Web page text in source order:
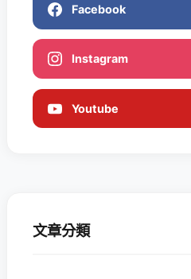
Facebook
Instagram
Youtube
文章分類